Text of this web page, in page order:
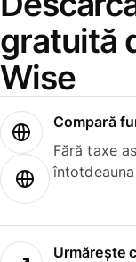
gratuită
Wise
Compară
Fără taxe
Urmărește